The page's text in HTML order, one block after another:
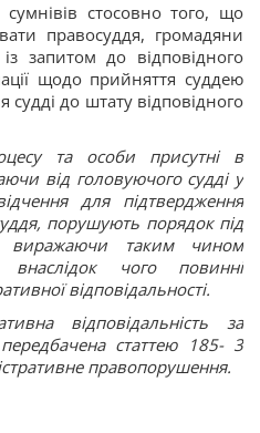
стосовно того, що
правосуддя, громадяни
запитом до відповідного
щодо прийняття суддею
судді до штату відповідного
та особи присутні в
від головуючого судді у
для підтвердження
порушують порядок під
виражаючи таким чином
чого повинні
відповідальності.
відповідальність за
статтею 185- 3
правопорушення.